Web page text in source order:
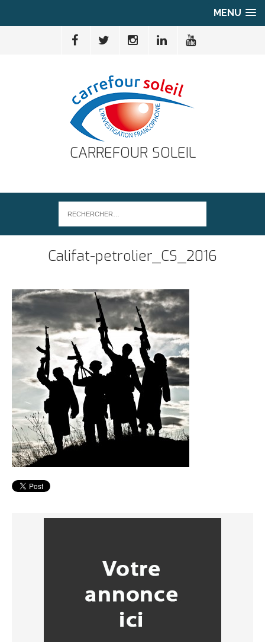
MENU
CARREFOUR SOLEIL
Califat-petrolier_CS_2016